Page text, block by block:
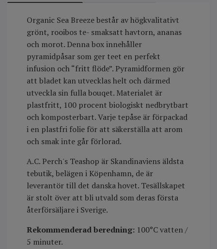
Organic Sea Breeze består av högkvalitativt
grönt, rooibos te- smaksatt havtorn, ananas
och morot. Denna box innehåller
pyramidpåsar som ger teet en perfekt
infusion och “fritt flöde”. Pyramidformen gör
att bladet kan utvecklas helt och därmed
utveckla sin fulla bouqet. Materialet är
plastfritt, 100 procent biologiskt nedbrytbart
och komposterbart. Varje tepåse är förpackad
i en plastfri folie för att säkerställa att arom
och smak inte går förlorad.
A.C. Perch's Teashop är Skandinaviens äldsta
tebutik, belägen i Köpenhamn, de är
leverantör till det danska hovet. Tesällskapet
är stolt över att bli utvald som deras första
återförsäljare i Sverige.
Rekommenderad beredning: 100°C vatten /
5 minuter.